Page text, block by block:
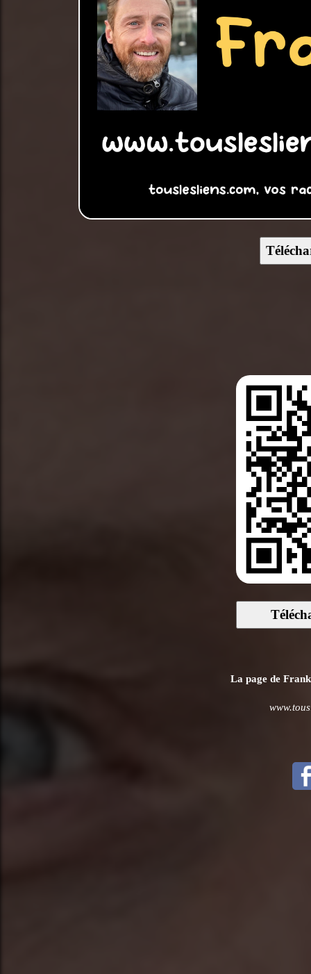
La page de